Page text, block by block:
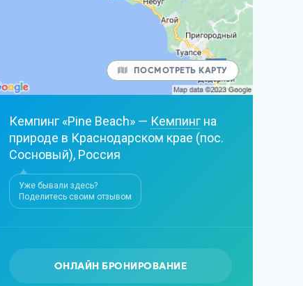
ПОСМОТРЕТЬ КАРТУ
Кемпинг «Pine Beach» — Кемпинг на
природе в Краснодарском крае (пос.
Сосновый), Россия
Уже бывали здесь?
Поделитесь своим отзывом
ОНЛАЙН БРОНИРОВАНИЕ